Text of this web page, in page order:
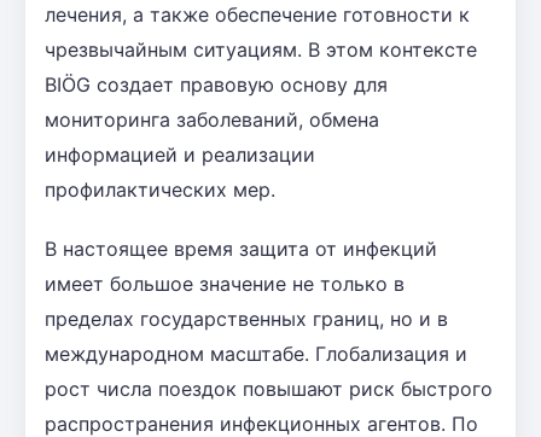
лечения, а также обеспечение готовности к
чрезвычайным ситуациям. В этом контексте
BIÖG создает правовую основу для
мониторинга заболеваний, обмена
информацией и реализации
профилактических мер.
В настоящее время защита от инфекций
имеет большое значение не только в
пределах государственных границ, но и в
международном масштабе. Глобализация и
рост числа поездок повышают риск быстрого
распространения инфекционных агентов. По